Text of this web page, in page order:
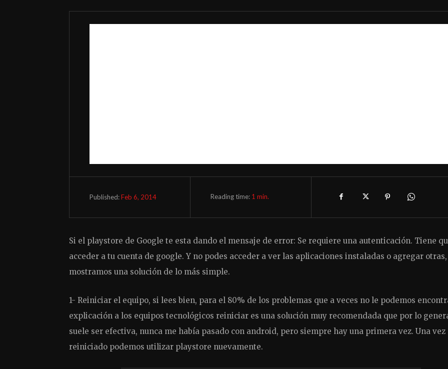
Published:Feb 6, 2014 Reading time: 1 min.
Si el playstore de Google te esta dando el mensaje de error: Se requiere una autenticación. Tiene
acceder a tu cuenta de google. Y no podes acceder a ver las aplicaciones instaladas o agregar
mostramos una solución de lo más simple.
1- Reiniciar el equipo, si lees bien, para el 80% de los problemas que a veces no le podemos
explicación a los equipos tecnológicos reiniciar es una solución muy recomendada que por lo
suele ser efectiva, nunca me había pasado con android, pero siempre hay una primera vez. Una vez
reiniciado podemos utilizar playstore nuevamente.